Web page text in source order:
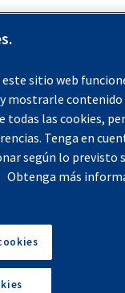
sitio web
mostrarle contenido
todas las cookies,
Tenga en
según lo previsto
Obtenga más